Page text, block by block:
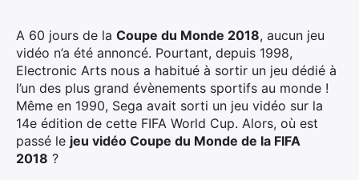
A 60 jours de la Coupe du Monde 2018, aucun jeu
vidéo n’a été annoncé. Pourtant, depuis 1998,
Electronic Arts nous a habitué à sortir un jeu dédié à
l’un des plus grand évènements sportifs au monde !
Même en 1990, Sega avait sorti un jeu vidéo sur la
14e édition de cette FIFA World Cup. Alors, où est
passé le jeu vidéo Coupe du Monde de la FIFA
2018 ?